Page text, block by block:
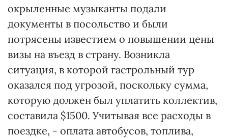
окрыленные музыканты подали
документы в посольство и были
потрясены известием о повышении цены
визы на въезд в страну. Возникла
ситуация, в которой гастрольный тур
оказался под угрозой, поскольку сумма,
которую должен был уплатить коллектив,
составила $1500. Учитывая все расходы в
поездке, - оплата автобусов, топлива,